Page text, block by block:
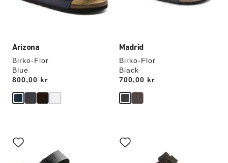
Arizona
Birko-Flor
Blue
Price:
800,00 kr
Madrid
Birko-Flor
Black
Price:
700,00 kr
med
prøvefarver
med
prøvefarver